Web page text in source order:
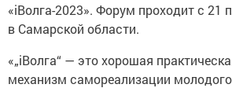
«iВолга-2023». Форум проходит с 21
в Самарской области.
«„iВолга“ — это хорошая
механизм самореализации